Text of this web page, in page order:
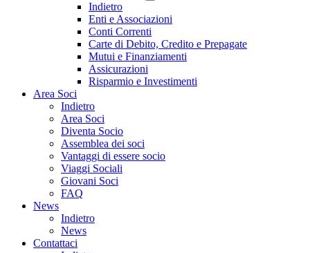
Indietro
Enti e Associazioni
Conti Correnti
Carte di Debito, Credito e Prepagate
Mutui e Finanziamenti
Assicurazioni
Risparmio e Investimenti
Area Soci
Indietro
Area Soci
Diventa Socio
Assemblea dei soci
Vantaggi di essere socio
Viaggi Sociali
Giovani Soci
FAQ
News
Indietro
News
Contattaci